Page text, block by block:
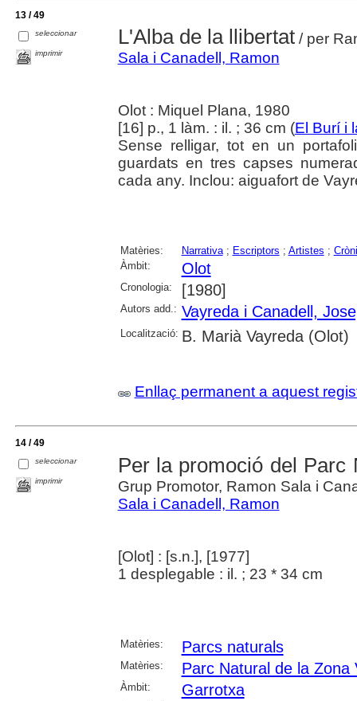
13 / 49
seleccionar
imprimir
L'Alba de la llibertat/ per
Sala i Canadell, Ramon
Olot : Miquel Plana, 1980
[16] p., 1 làm. : il. ; 36 cm (El Burí i
Sense relligar, tot en un
guardats en tres capses
cada any. Inclou: aiguafort de
Matèries: Narrativa; Escriptors ; Artistes ;
Àmbit:
Olot
Cronologia: [1980]
Autors add.: Vayreda i Canadell,
Localització: B. Marià Vayreda (Olot)
Enllaç permanent a aquest
14 / 49
seleccionar
imprimir
Per la promoció del Parc
Grup Promotor, Ramon Sala i
Sala i Canadell, Ramon
[Olot] : [s.n.], [1977]
1 desplegable : il. ; 23 * 34 cm
Matèries: Parcs naturals
Matèries: Parc Natural de la Zona
Àmbit: Garrotxa